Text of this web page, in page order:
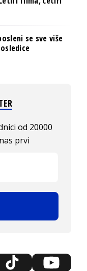
se sve više
od 20000
prvi